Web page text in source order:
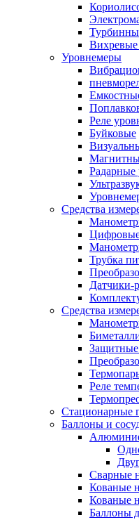
Вихревые
Уровнемеры
Реле
Буйковые
Радарные
Средства
Трубка
Датчики-
Средства
Реле
Стационарные
Баллоны и
Сварные
Кованые
Кованые
Баллоны